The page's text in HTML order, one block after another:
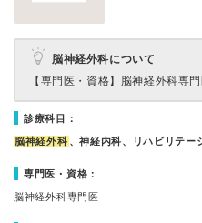
脳神経外科について
【専門医・資格】 脳神経外科専門
診療科目：
脳神経外科 、神経内科、リハビリテー
専門医・資格：
脳神経外科専門医